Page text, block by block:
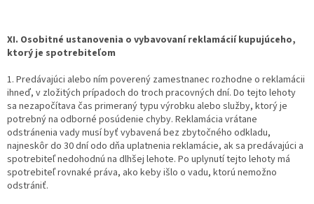
XI. Osobitné ustanovenia o vybavovaní reklamácií kupujúceho,
ktorý je spotrebiteľom
1. Predávajúci alebo ním poverený zamestnanec rozhodne o reklamácii
ihneď, v zložitých prípadoch do troch pracovných dní. Do tejto lehoty
sa nezapočítava čas primeraný typu výrobku alebo služby, ktorý je
potrebný na odborné posúdenie chyby. Reklamácia vrátane
odstránenia vady musí byť vybavená bez zbytočného odkladu,
najneskôr do 30 dní odo dňa uplatnenia reklamácie, ak sa predávajúci a
spotrebiteľ nedohodnú na dlhšej lehote. Po uplynutí tejto lehoty má
spotrebiteľ rovnaké práva, ako keby išlo o vadu, ktorú nemožno
odstrániť.